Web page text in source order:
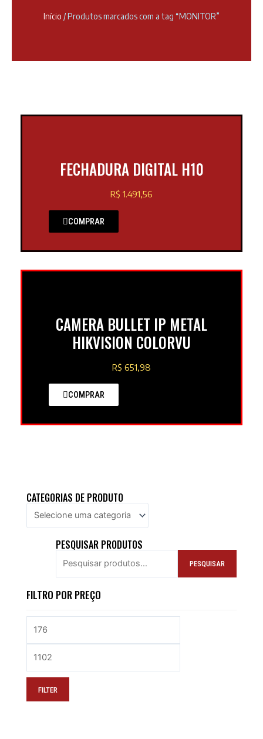
Início / Produtos marcados com a tag “MONITOR”
FECHADURA DIGITAL H10
R$ 1.491,56
COMPRAR
CAMERA BULLET IP METAL
HIKVISION COLORVU
R$ 651,98
COMPRAR
CATEGORIAS DE PRODUTO
PESQUISAR PRODUTOS
PESQUISAR
FILTRO POR PREÇO
FILTER